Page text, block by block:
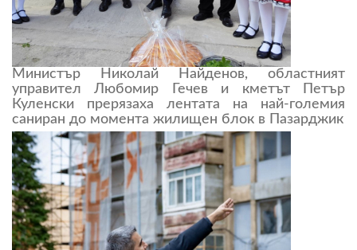
Министър Николай Найденов, областният
управител Любомир Гечев и кметът Петър
Куленски прерязаха лентата на най-големия
саниран до момента жилищен блок в Пазарджик